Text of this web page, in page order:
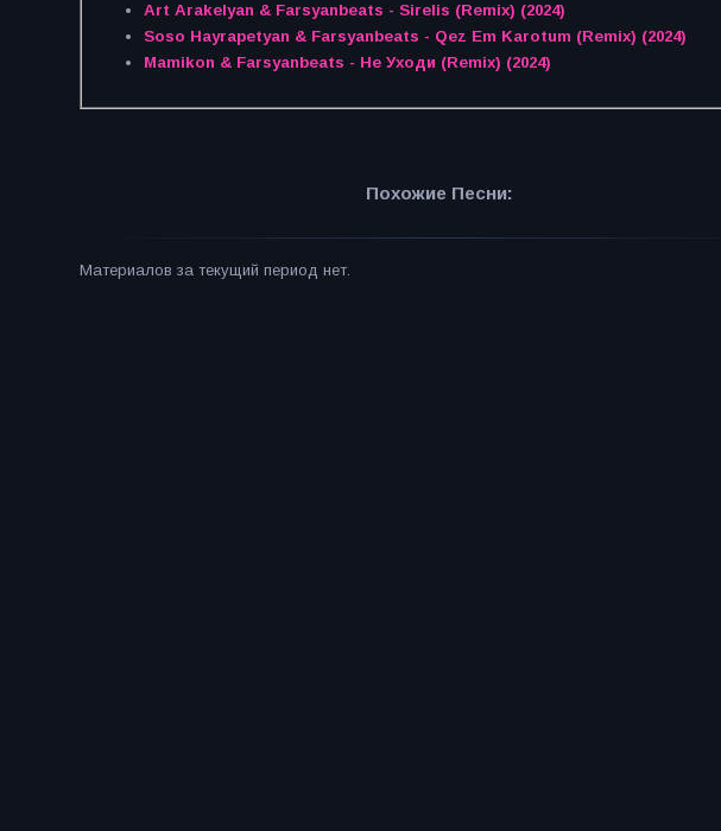
Art Arakelyan & Farsyanbeats - Sirelis (Remix) (2024)
Soso Hayrapetyan & Farsyanbeats - Qez Em Karotum (Remix) (2024)
Mamikon & Farsyanbeats - Не Уходи (Remix) (2024)
Похожие Песни:
Материалов за текущий период нет.